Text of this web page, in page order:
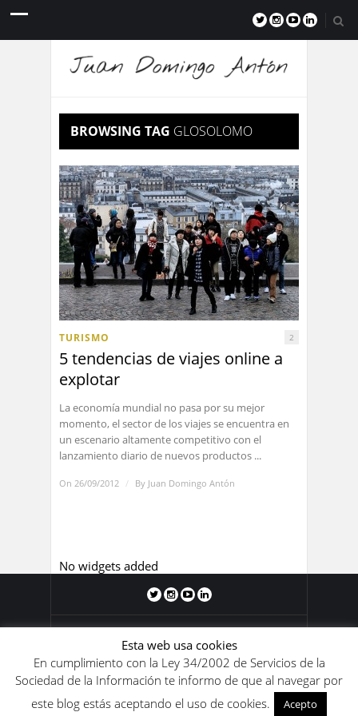
BROWSING TAG GLOSOLOMO
TURISMO 2
5 tendencias de viajes online a
explotar
La economía mundial no pasa por su mejor
momento, el sector de los viajes se encuentra en
un escenario altamente competitivo con el
lanzamiento diario de nuevos productos ...
On 26/09/2012 / By Juan Domingo Antón
No widgets added
Blog de Juan Domingo Antón 2011-
2020. Los contenidos de este blog se
encuentran bajo unalicencia de Creative
Commons Reconocimiento-
NoComercial-SinObraDerivada 4.0
Esta web usa cookies
En cumplimiento con la Ley 34/2002 de Servicios de la
Sociedad de la Información te informo de que al navegar por
este blog estás aceptando el uso de cookies.
Acepto